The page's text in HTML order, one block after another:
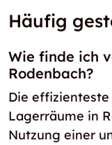
Häufig
Wie finde ich
Rodenbach?
Die
Lagerräume in
Nutzung einer